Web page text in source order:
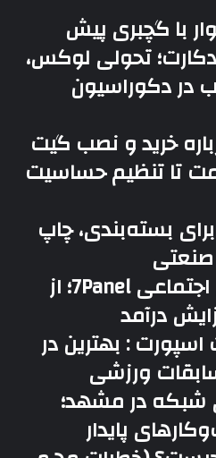
با گچبری پیش
تحولی لوکس،
در دکوراسیون
خرید و نصب گیت
تا تنظیم حساسیت
بسته‌بندی، چاپ
خدمات شبکه‌های اجتماعی 7Panel؛ از
درآمد
اسپورت : بهترین در
ورزشی
شبکه در مشهد؛
پایدار